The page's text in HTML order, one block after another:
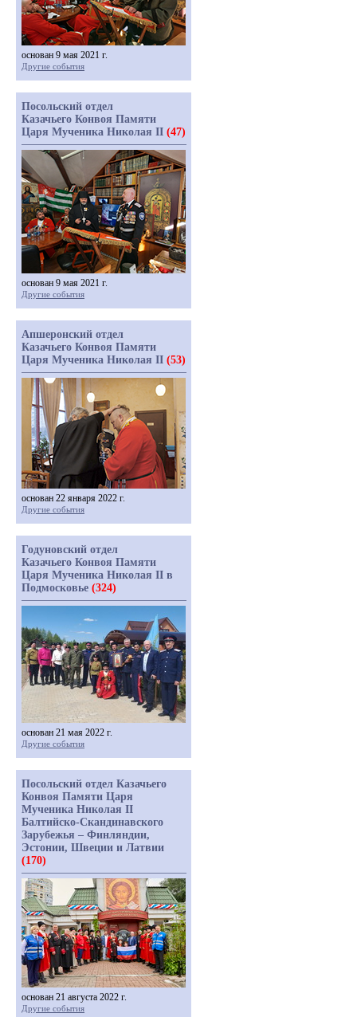
основан 9 мая 2021 г.
Другие события
Посольский отдел
Казачьего Конвоя Памяти
Царя Мученика Николая II (47)
основан 9 мая 2021 г.
Другие события
Апшеронский отдел
Казачьего Конвоя Памяти
Царя Мученика Николая II (53)
основан 22 января 2022 г.
Другие события
Годуновский отдел
Казачьего Конвоя Памяти
Царя Мученика Николая II в
Подмосковье (324)
основан 21 мая 2022 г.
Другие события
Посольский отдел Казачьего
Конвоя Памяти Царя
Мученика Николая II
Балтийско-Скандинавского
Зарубежья – Финляндии,
Эстонии, Швеции и Латвии
(170)
основан 21 августа 2022 г.
Другие события